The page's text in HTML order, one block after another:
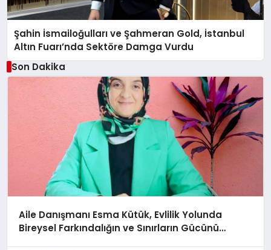
Şahin İsmailoğulları ve Şahmeran Gold, İstanbul
Altın Fuarı’nda Sektöre Damga Vurdu
Son Dakika
Aile Danışmanı Esma Kütük, Evlilik Yolunda
Bireysel Farkındalığın ve Sınırların Gücünü